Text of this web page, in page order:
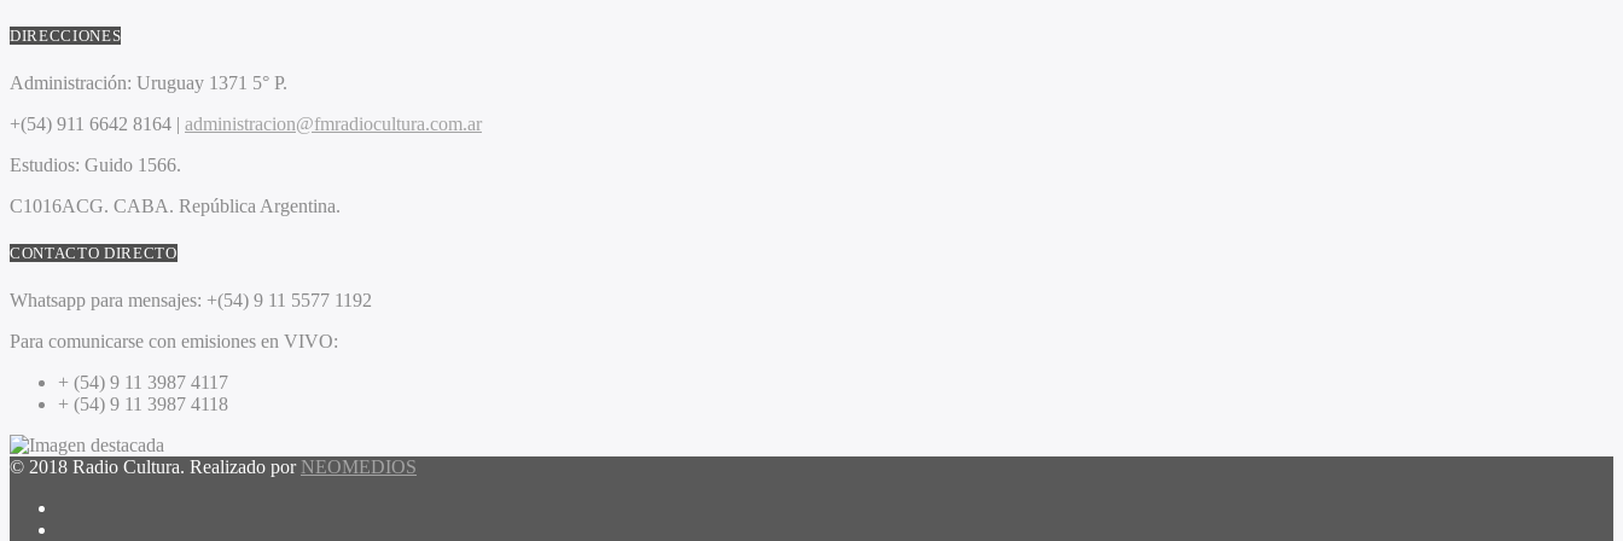
DIRECCIONES
Administración: Uruguay 1371 5° P.
+(54) 911 6642 8164 | administracion@fmradiocultura.com.ar
Estudios: Guido 1566.
C1016ACG. CABA. República Argentina.
CONTACTO DIRECTO
Whatsapp para mensajes: +(54) 9 11 5577 1192
Para comunicarse con emisiones en VIVO:
+ (54) 9 11 3987 4117
+ (54) 9 11 3987 4118
© 2018 Radio Cultura. Realizado por NEOMEDIOS